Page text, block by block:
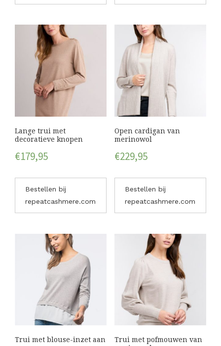
Lange trui met
decoratieve knopen
€179,95
Bestellen bij
repeatcashmere.com
Open cardigan van
merinowol
€229,95
Bestellen bij
repeatcashmere.com
Trui met blouse-inzet aan
Trui met pofmouwen van